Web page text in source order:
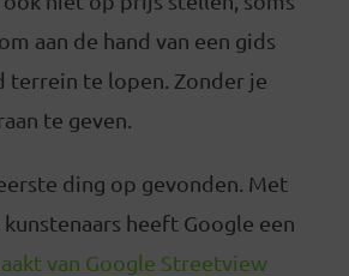
aan de hand van een gids
terrein te lopen. Zonder je
te geven.
ding op gevonden. Met
heeft Google een
van Google Streetview